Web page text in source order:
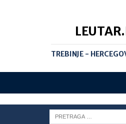
TREBINJE -